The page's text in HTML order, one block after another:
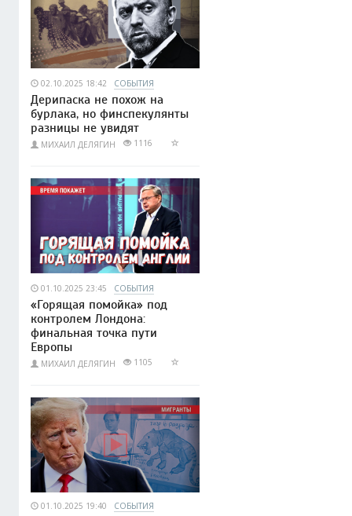
02.10.2025 18:42 СОБЫТИЯ
Дерипаска не похож на
бурлака, но финспекулянты
разницы не увидят
МИХАИЛ ДЕЛЯГИН 1116
01.10.2025 23:45 СОБЫТИЯ
«Горящая помойка» под
контролем Лондона:
финальная точка пути
Европы
МИХАИЛ ДЕЛЯГИН 1105
01.10.2025 19:40 СОБЫТИЯ